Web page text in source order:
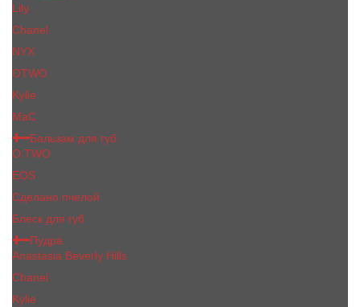
Lily
Chanel
NYX
OTWO
Kylie
МаС
Бальзам для губ
O.TWO
EOS
Сделано пчелой
Блеск для губ
Пудра
Anastasia Beverly Hills
Chanel
Kylie